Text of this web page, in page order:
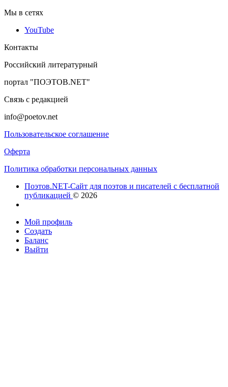
Мы в сетях
YouTube
Контакты
Российский литературный
портал "ПОЭТОВ.NET"
Связь с редакцией
info@poetov.net
Пользовательское соглашение
Оферта
Политика обработки персональных данных
Поэтов.NET-Сайт для поэтов и писателей с бесплатной
публикацией © 2026
Мой профиль
Создать
Баланс
Выйти